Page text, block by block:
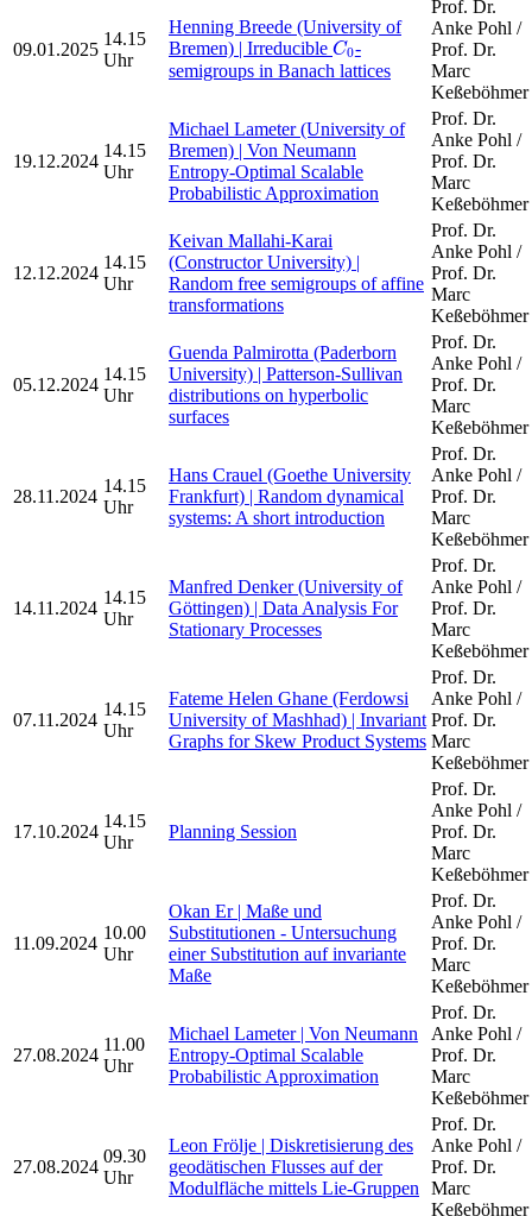
09.01.2025
14.15
Uhr
Henning Breede (University of
Bremen) | Irreducible C0
C0-
semigroups in Banach lattices
Prof. Dr.
Anke Pohl /
Prof. Dr.
Marc
Keßeböhmer
19.12.2024
14.15
Uhr
Michael Lameter (University of
Bremen) | Von Neumann
Entropy-Optimal Scalable
Probabilistic Approximation
Prof. Dr.
Anke Pohl /
Prof. Dr.
Marc
Keßeböhmer
12.12.2024
14.15
Uhr
Keivan Mallahi-Karai
(Constructor University) |
Random free semigroups of affine
transformations
Prof. Dr.
Anke Pohl /
Prof. Dr.
Marc
Keßeböhmer
05.12.2024
14.15
Uhr
Guenda Palmirotta (Paderborn
University) | Patterson-Sullivan
distributions on hyperbolic
surfaces
Prof. Dr.
Anke Pohl /
Prof. Dr.
Marc
Keßeböhmer
28.11.2024
14.15
Uhr
Hans Crauel (Goethe University
Frankfurt) | Random dynamical
systems: A short introduction
Prof. Dr.
Anke Pohl /
Prof. Dr.
Marc
Keßeböhmer
14.11.2024
14.15
Uhr
Manfred Denker (University of
Göttingen) | Data Analysis For
Stationary Processes
Prof. Dr.
Anke Pohl /
Prof. Dr.
Marc
Keßeböhmer
07.11.2024
14.15
Uhr
Fateme Helen Ghane (Ferdowsi
University of Mashhad) | Invariant
Graphs for Skew Product Systems
Prof. Dr.
Anke Pohl /
Prof. Dr.
Marc
Keßeböhmer
17.10.2024
14.15
Uhr
Planning Session
Prof. Dr.
Anke Pohl /
Prof. Dr.
Marc
Keßeböhmer
11.09.2024
10.00
Uhr
Okan Er | Maße und
Substitutionen - Untersuchung
einer Substitution auf invariante
Maße
Prof. Dr.
Anke Pohl /
Prof. Dr.
Marc
Keßeböhmer
27.08.2024
11.00
Uhr
Michael Lameter | Von Neumann
Entropy-Optimal Scalable
Probabilistic Approximation
Prof. Dr.
Anke Pohl /
Prof. Dr.
Marc
Keßeböhmer
27.08.2024
09.30
Uhr
Leon Frölje | Diskretisierung des
geodätischen Flusses auf der
Modulfläche mittels Lie-Gruppen
Prof. Dr.
Anke Pohl /
Prof. Dr.
Marc
Keßeböhmer